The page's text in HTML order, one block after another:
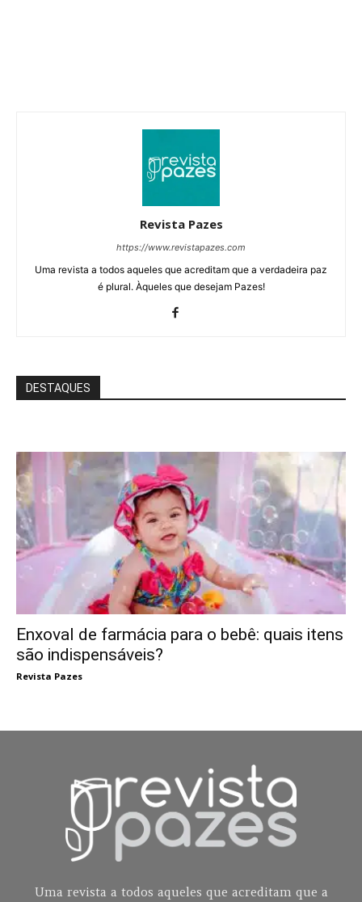
Revista Pazes
https://www.revistapazes.com
Uma revista a todos aqueles que acreditam que a verdadeira paz
é plural. Àqueles que desejam Pazes!
DESTAQUES
Enxoval de farmácia para o bebê: quais itens
são indispensáveis?
Revista Pazes
Uma revista a todos aqueles que acreditam que a